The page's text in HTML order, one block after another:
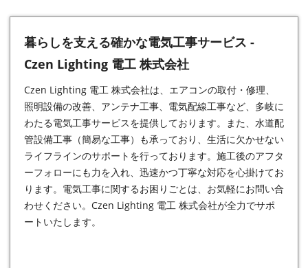
暮らしを支える確かな電気工事サービス -
Czen Lighting 電工 株式会社
Czen Lighting 電工 株式会社は、エアコンの取付・修理、
照明設備の改善、アンテナ工事、電気配線工事など、多岐に
わたる電気工事サービスを提供しております。また、水道配
管設備工事（簡易な工事）も承っており、生活に欠かせない
ライフラインのサポートを行っております。施工後のアフタ
ーフォローにも力を入れ、迅速かつ丁寧な対応を心掛けてお
ります。電気工事に関するお困りごとは、お気軽にお問い合
わせください。Czen Lighting 電工 株式会社が全力でサポ
ートいたします。